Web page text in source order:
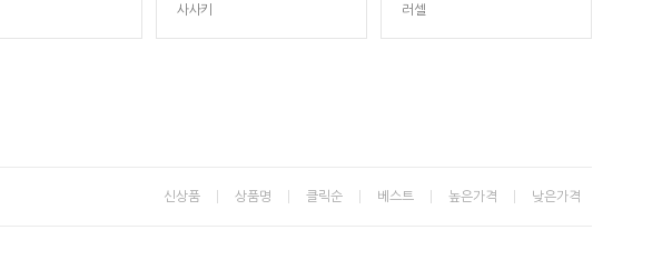
사사키 러셀
신상품 상품명 클릭순 베스트 높은가격 낮은가격